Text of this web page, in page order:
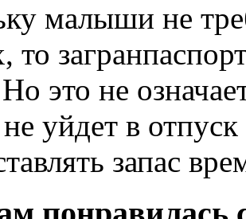
малыши не
то
это не
уйдет в
запас